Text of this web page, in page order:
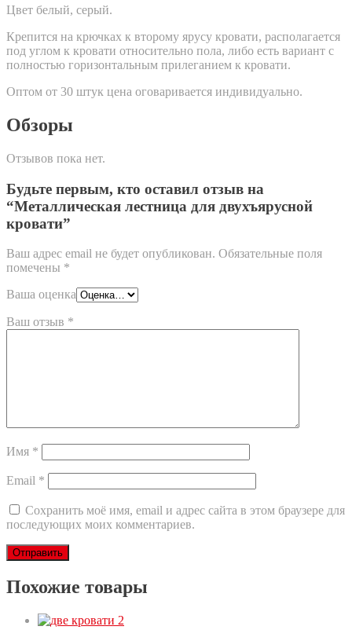
Цвет белый, серый.
Крепится на крючках к второму ярусу кровати, располагается
под углом к кровати относительно пола, либо есть вариант с
полностью горизонтальным прилеганием к кровати.
Оптом от 30 штук цена оговаривается индивидуально.
Обзоры
Отзывов пока нет.
Будьте первым, кто оставил отзыв на
“Металлическая лестница для двухъярусной
кровати”
Ваш адрес email не будет опубликован. Обязательные поля
помечены *
Ваша оценка
Ваш отзыв *
Имя *
Email *
Сохранить моё имя, email и адрес сайта в этом браузере для
последующих моих комментариев.
Похожие товары